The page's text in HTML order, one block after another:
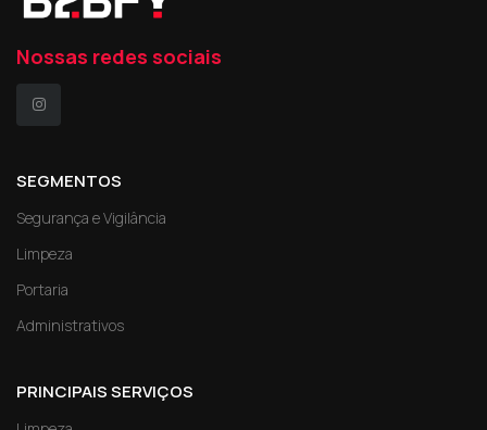
Nossas redes sociais
SEGMENTOS
Segurança e Vigilância
Limpeza
Portaria
Administrativos
PRINCIPAIS SERVIÇOS